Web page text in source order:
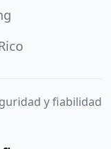
y fiabilidad